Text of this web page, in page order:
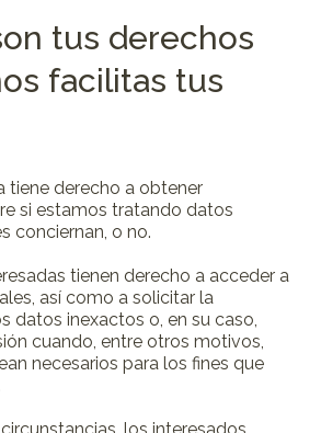
tus derechos
facilitas tus
tiene derecho a obtener
si estamos tratando datos
conciernan, o no.
tienen derecho a acceder a
así como a solicitar la
datos inexactos o, en su caso,
cuando, entre otros motivos,
necesarios para los fines que